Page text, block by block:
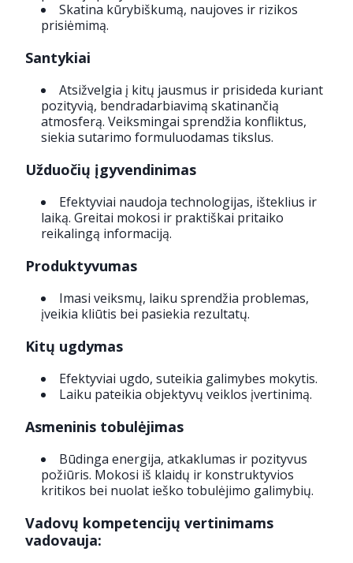
Skatina kūrybiškumą, naujoves ir rizikos
prisiėmimą.
Santykiai
Atsižvelgia į kitų jausmus ir prisideda kuriant
pozityvią, bendradarbiavimą skatinančią
atmosferą. Veiksmingai sprendžia konfliktus,
siekia sutarimo formuluodamas tikslus.
Užduočių įgyvendinimas
Efektyviai naudoja technologijas, išteklius ir
laiką. Greitai mokosi ir praktiškai pritaiko
reikalingą informaciją.
Produktyvumas
Imasi veiksmų, laiku sprendžia problemas,
įveikia kliūtis bei pasiekia rezultatų.
Kitų ugdymas
Efektyviai ugdo, suteikia galimybes mokytis.
Laiku pateikia objektyvų veiklos įvertinimą.
Asmeninis tobulėjimas
Būdinga energija, atkaklumas ir pozityvus
požiūris. Mokosi iš klaidų ir konstruktyvios
kritikos bei nuolat ieško tobulėjimo galimybių.
Vadovų kompetencijų vertinimams
vadovauja: